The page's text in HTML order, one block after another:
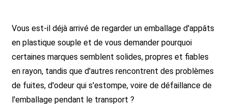
Vous est-il déjà arrivé de regarder un emballage d'appâts
en plastique souple et de vous demander pourquoi
certaines marques semblent solides, propres et fiables
en rayon, tandis que d'autres rencontrent des problèmes
de fuites, d'odeur qui s'estompe, voire de défaillance de
l'emballage pendant le transport ?